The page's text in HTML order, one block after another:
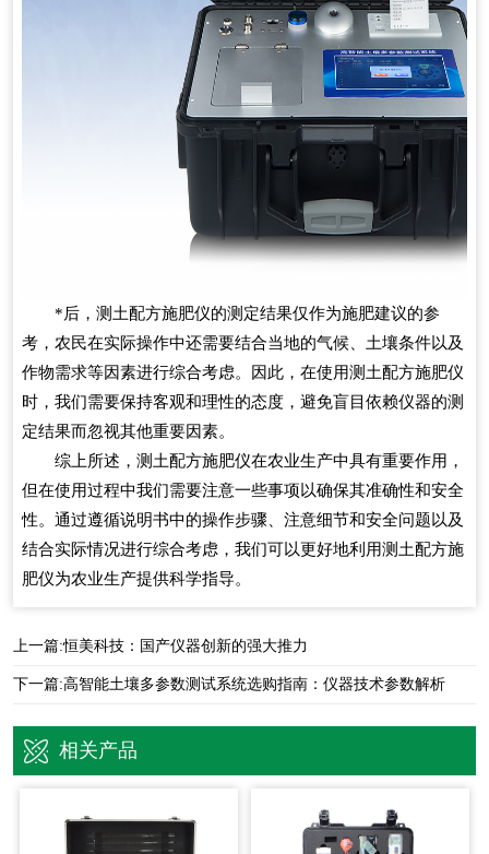
*后，测土配方施肥仪的测定结果仅作为施肥建议的参
考，农民在实际操作中还需要结合当地的气候、土壤条件以及
作物需求等因素进行综合考虑。因此，在使用测土配方施肥仪
时，我们需要保持客观和理性的态度，避免盲目依赖仪器的测
定结果而忽视其他重要因素。
综上所述，测土配方施肥仪在农业生产中具有重要作用，
但在使用过程中我们需要注意一些事项以确保其准确性和安全
性。通过遵循说明书中的操作步骤、注意细节和安全问题以及
结合实际情况进行综合考虑，我们可以更好地利用测土配方施
肥仪为农业生产提供科学指导。
上一篇:恒美科技：国产仪器创新的强大推力
下一篇:高智能土壤多参数测试系统选购指南：仪器技术参数解析
相关产品